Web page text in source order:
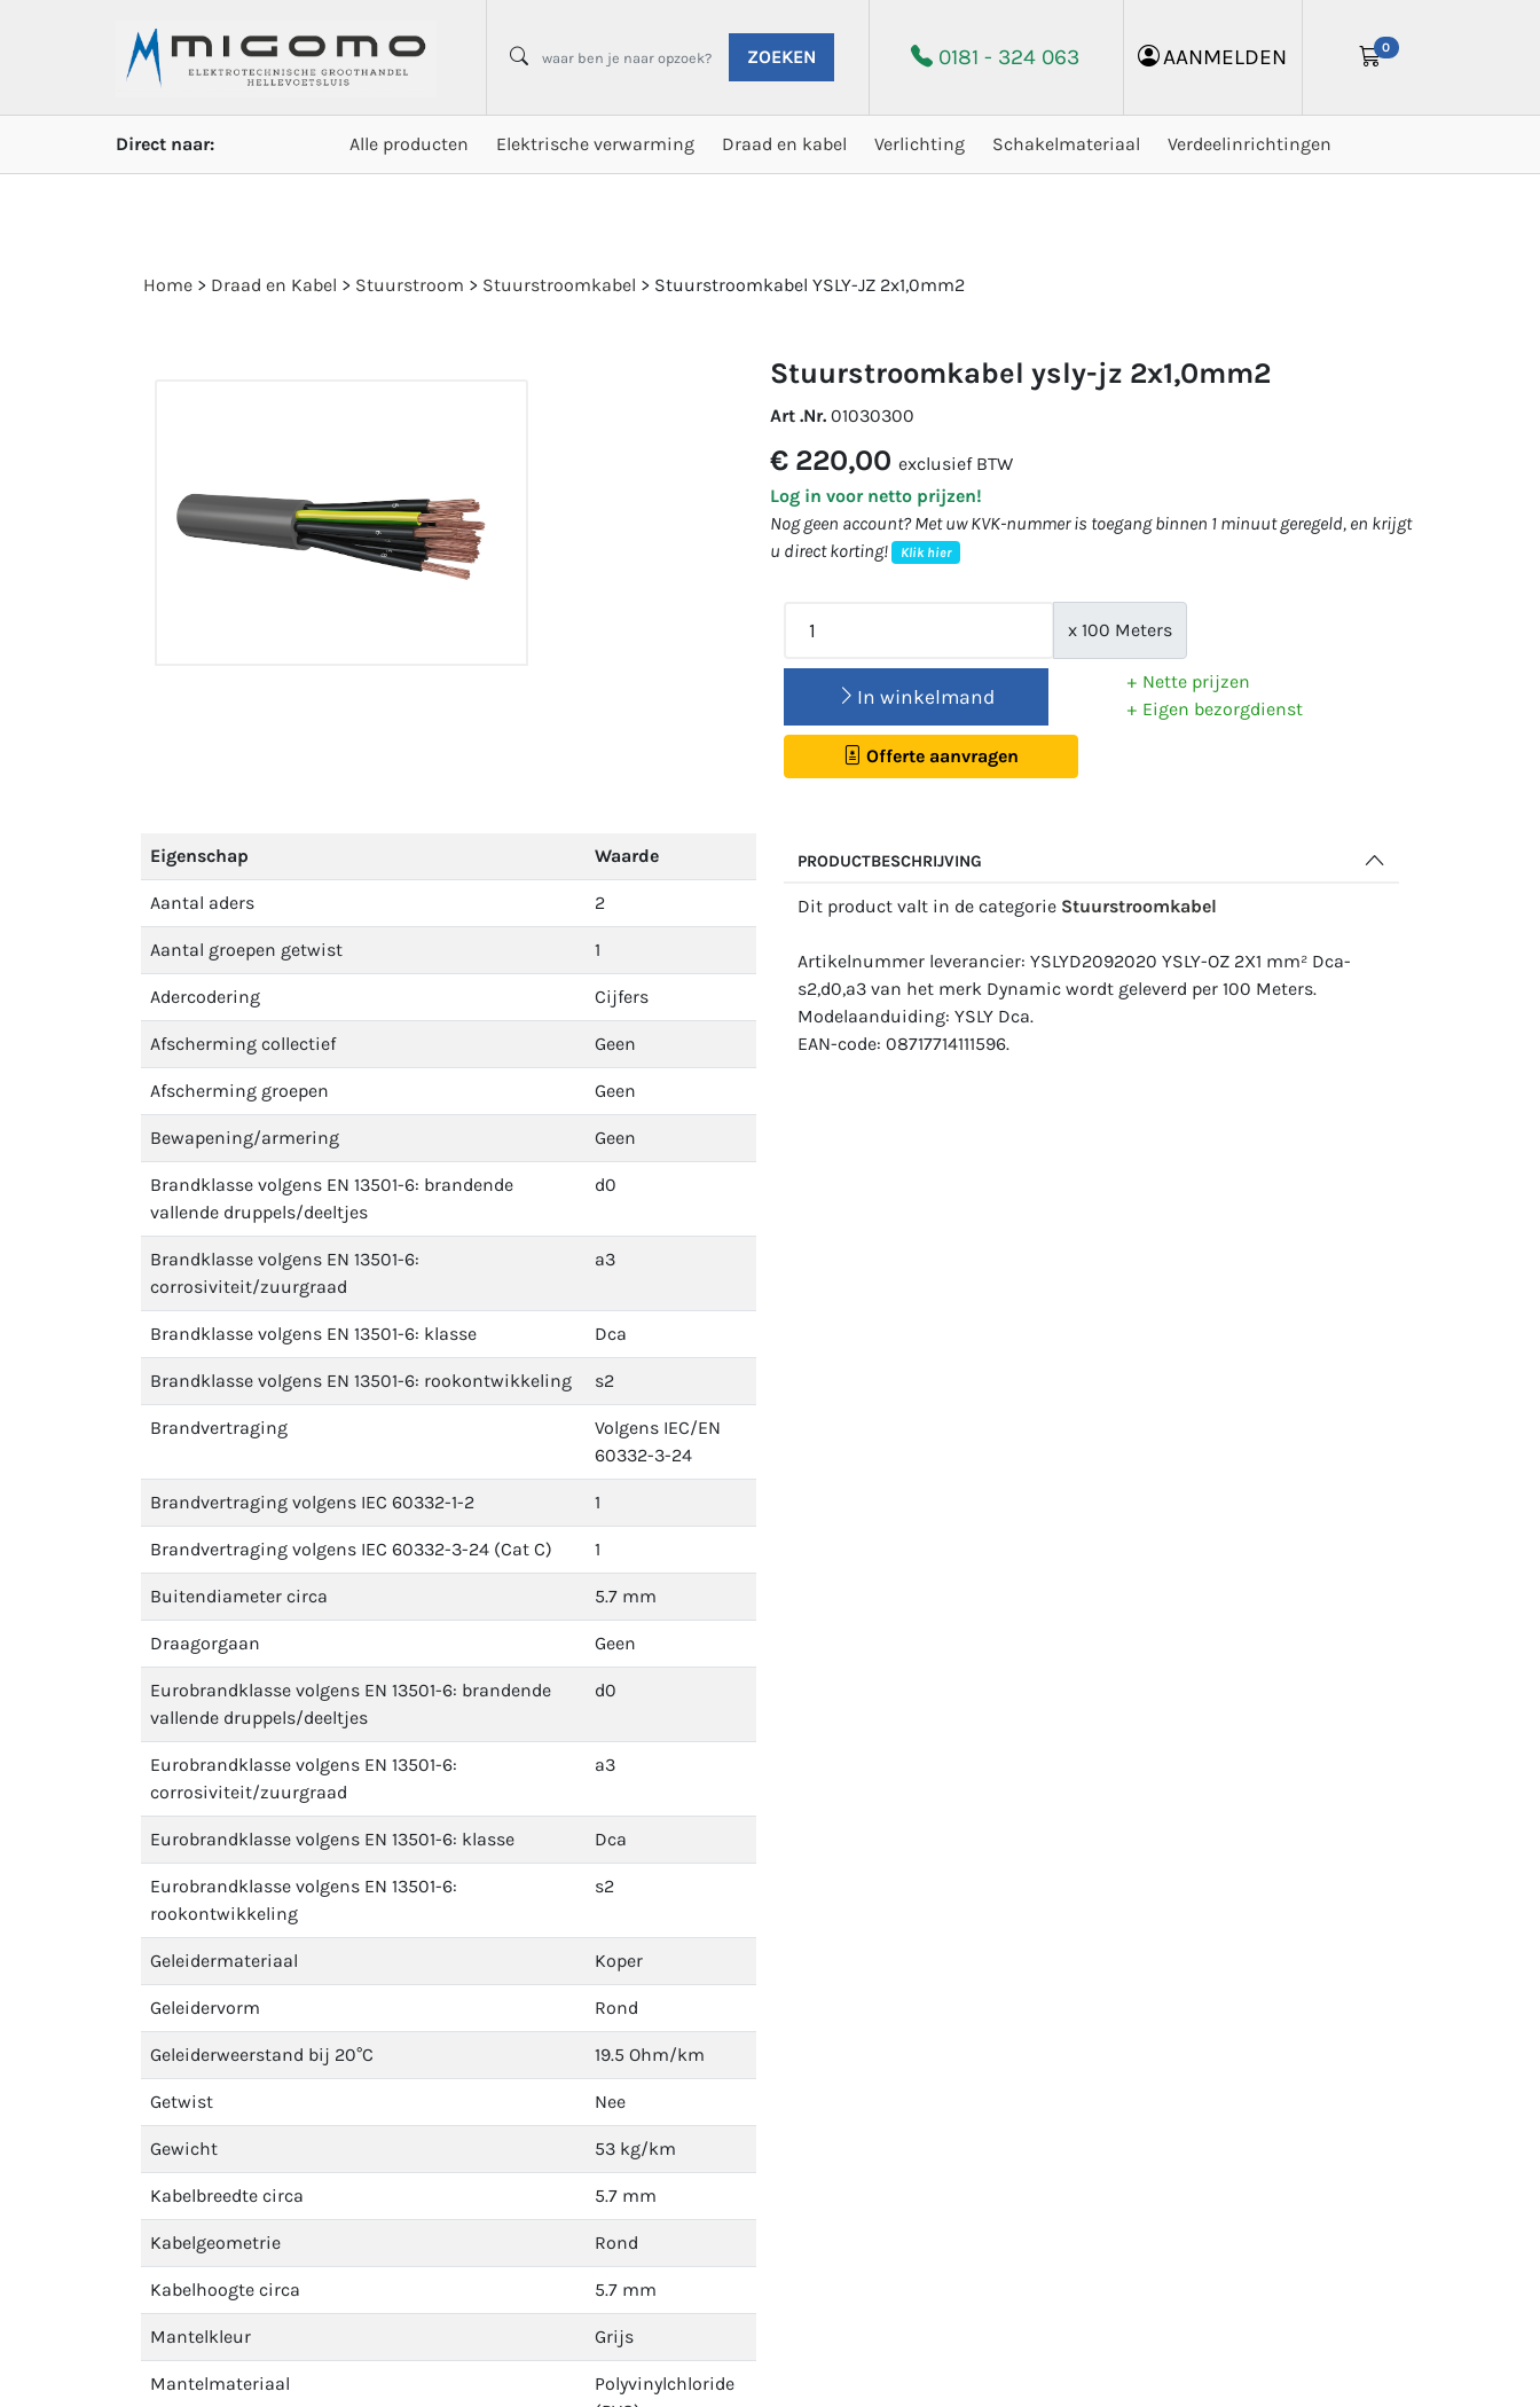
ZOEKEN 0181 - 324 063 AANMELDEN 0
Direct naar: Alle producten Elektrische verwarming Draad en kabel Verlichting Schakelmateriaal Verdeelinrichtingen
Home > Draad en Kabel > Stuurstroom > Stuurstroomkabel > Stuurstroomkabel YSLY-JZ 2x1,0mm2
stuurstroomkabel ysly-jz 2x1,0mm2
Art .Nr. 01030300
€ 220,00 exclusief BTW
Log in voor netto prijzen!
Nog geen account? Met uw KVK-nummer is toegang binnen 1 minuut geregeld, en krijgt
u direct korting!
Klik hier
x 100 Meters
In winkelmand
Offerte aanvragen
Nette prijzen
Eigen bezorgdienst
Eigenschap Waarde
Aantal aders 2
Aantal groepen getwist 1
Adercodering Cijfers
Afscherming collectief Geen
Afscherming groepen Geen
Bewapening/armering Geen
Brandklasse volgens EN 13501-6: brandende
vallende druppels/deeltjes
d0
Brandklasse volgens EN 13501-6:
corrosiviteit/zuurgraad
a3
Brandklasse volgens EN 13501-6: klasse Dca
Brandklasse volgens EN 13501-6: rookontwikkeling s2
Brandvertraging
Volgens IEC/EN
60332-3-24
Brandvertraging volgens IEC 60332-1-2 1
Brandvertraging volgens IEC 60332-3-24 (Cat C) 1
Buitendiameter circa 5.7 mm
Draagorgaan Geen
Eurobrandklasse volgens EN 13501-6: brandende
vallende druppels/deeltjes
d0
Eurobrandklasse volgens EN 13501-6:
corrosiviteit/zuurgraad
a3
Eurobrandklasse volgens EN 13501-6: klasse Dca
Eurobrandklasse volgens EN 13501-6:
rookontwikkeling
s2
Geleidermateriaal Koper
Geleidervorm Rond
Geleiderweerstand bij 20°C 19.5 Ohm/km
Getwist Nee
Gewicht 53 kg/km
Kabelbreedte circa 5.7 mm
Kabelgeometrie Rond
Kabelhoogte circa 5.7 mm
Mantelkleur Grijs
Mantelmateriaal
Polyvinylchloride
PRODUCTBESCHRIJVING
Dit product valt in de categorie Stuurstroomkabel
Artikelnummer leverancier: YSLYD2092020 YSLY-OZ 2X1 mm² Dca-
s2,d0,a3 van het merk Dynamic wordt geleverd per 100 Meters.
Modelaanduiding: YSLY Dca.
EAN-code: 08717714111596.